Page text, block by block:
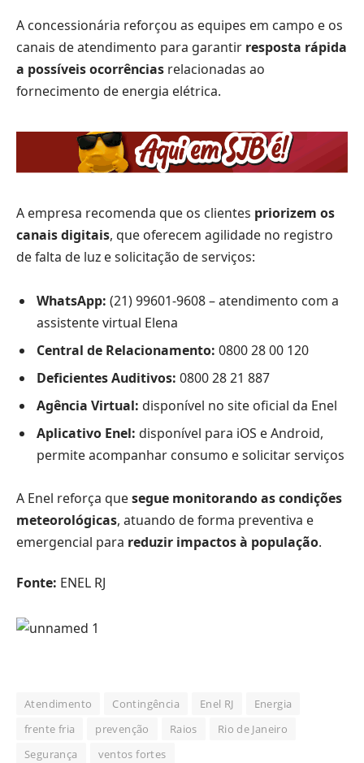
A concessionária reforçou as equipes em campo e os
canais de atendimento para garantir resposta rápida
a possíveis ocorrências relacionadas ao
fornecimento de energia elétrica.
A empresa recomenda que os clientes priorizem os
canais digitais, que oferecem agilidade no registro
de falta de luz e solicitação de serviços:
WhatsApp: (21) 99601-9608 – atendimento com a
assistente virtual Elena
Central de Relacionamento: 0800 28 00 120
Deficientes Auditivos: 0800 28 21 887
Agência Virtual: disponível no site oficial da Enel
Aplicativo Enel: disponível para iOS e Android,
permite acompanhar consumo e solicitar serviços
A Enel reforça quesegue monitorando as condições
meteorológicas, atuando de forma preventiva e
emergencial para reduzir impactos à população.
Fonte: ENEL RJ
Atendimento Contingência Enel RJ
Energia
frente fria
prevenção Raios
Rio de Janeiro
Segurança
ventos fortes